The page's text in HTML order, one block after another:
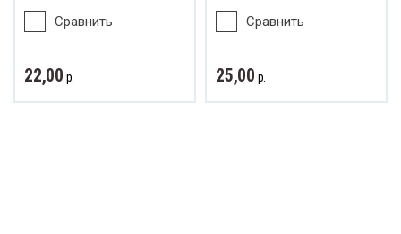
Сравнить
22,00 р.
Сравнить
25,00 р.